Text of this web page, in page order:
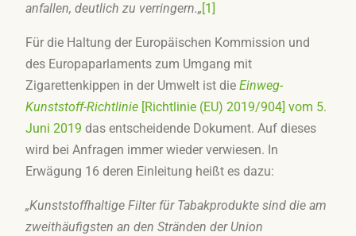
anfallen, deutlich zu verringern.„ [1]
Für die Haltung der Europäischen Kommission und
des Europaparlaments zum Umgang mit
Zigarettenkippen in der Umwelt ist die Einweg-
Kunststoff-Richtlinie[Richtlinie (EU) 2019/904] vom 5.
Juni 2019 das entscheidende Dokument. Auf dieses
wird bei Anfragen immer wieder verwiesen. In
Erwägung 16 deren Einleitung heißt es dazu:
„Kunststoffhaltige Filter für Tabakprodukte sind die am
zweithäufigsten an den Stränden der Union